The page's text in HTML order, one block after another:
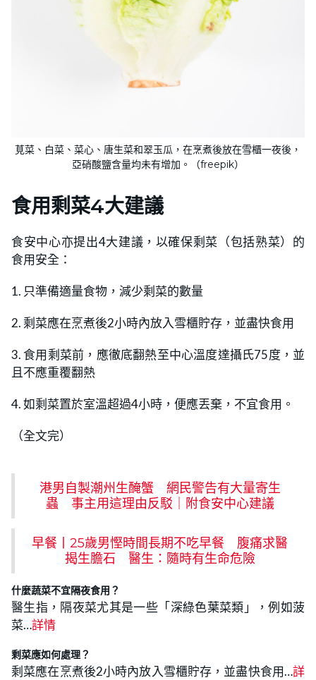
莧菜、白菜、菜心、唐生菜和翠玉瓜，在烹煮後放在雪櫃一夜後，
亞硝酸鹽含量均未有增加。（freepik）
食用剩菜4大建議
食安中心亦提出4大建議，以確保剩菜（包括熟菜）的
食用安全：
1. 只準備適量食物，減少剩菜的數量
2. 剩菜應在烹煮後2小時內放入雪櫃貯存，並盡快食用
3. 食用剩菜前，應徹底翻熱至中心溫度達攝氏75度，並
且不應重覆翻熱
4. 如剩菜置於室溫超過4小時，便應丟棄，不宜食用。
（全文完）
港男自製潮州生醃蟹 網民警告有大量寄生
蟲 事主用這理由反駁｜附食安中心建議
早餐丨25歲男慳時間長期不吃早餐 腹痛求醫
揭生膽石 醫生：隨時有生命危險
什麼蔬菜不宜隔夜食用？
醫生指，隔夜菜尤其是一些「深綠色葉菜類」，例如菠
菜…詳情
剩菜應如何處理？
剩菜應在烹煮後2小時內放入雪櫃貯存，並盡快食用…詳